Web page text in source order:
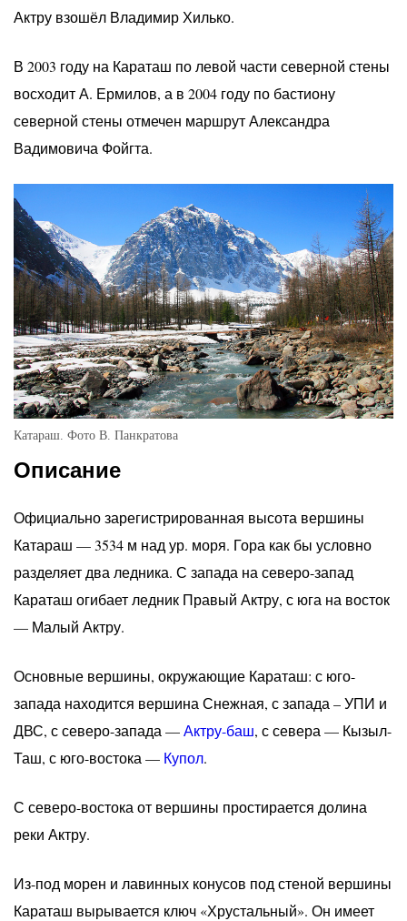
Актру взошёл Владимир Хилько.
В 2003 году на Караташ по левой части северной стены
восходит А. Ермилов, а в 2004 году по бастиону
северной стены отмечен маршрут Александра
Вадимовича Фойгта.
Катараш. Фото В. Панкратова
Описание
Официально зарегистрированная высота вершины
Катараш — 3534 м над ур. моря. Гора как бы условно
разделяет два ледника. С запада на северо-запад
Караташ огибает ледник Правый Актру, с юга на восток
— Малый Актру.
Основные вершины, окружающие Караташ: с юго-
запада находится вершина Снежная, с запада – УПИ и
ДВС, с северо-запада —Актру-баш, с севера — Кызыл-
Таш, с юго-востока — Купол.
С северо-востока от вершины простирается долина
реки Актру.
Из-под морен и лавинных конусов под стеной вершины
Караташ вырывается ключ «Хрустальный». Он имеет